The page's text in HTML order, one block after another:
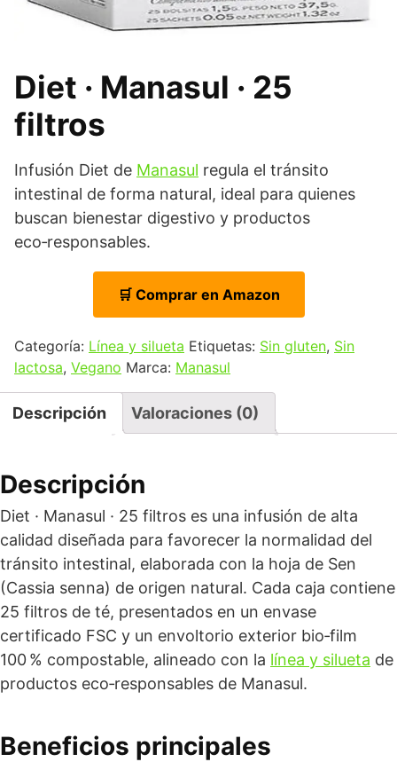
Diet · Manasul · 25
filtros
Infusión Diet de Manasul regula el tránsito
intestinal de forma natural, ideal para quienes
buscan bienestar digestivo y productos
eco‑responsables.
🛒 Comprar en Amazon
Categoría: Línea y silueta Etiquetas: Sin gluten, Sin
lactosa, Vegano Marca: Manasul
Descripción Valoraciones (0)
Descripción
Diet · Manasul · 25 filtros es una infusión de alta
calidad diseñada para favorecer la normalidad del
tránsito intestinal, elaborada con la hoja de Sen
(Cassia senna) de origen natural. Cada caja contiene
25 filtros de té, presentados en un envase
certificado FSC y un envoltorio exterior bio‑film
100 % compostable, alineado con la línea y silueta de
productos eco‑responsables de Manasul.
Beneficios principales